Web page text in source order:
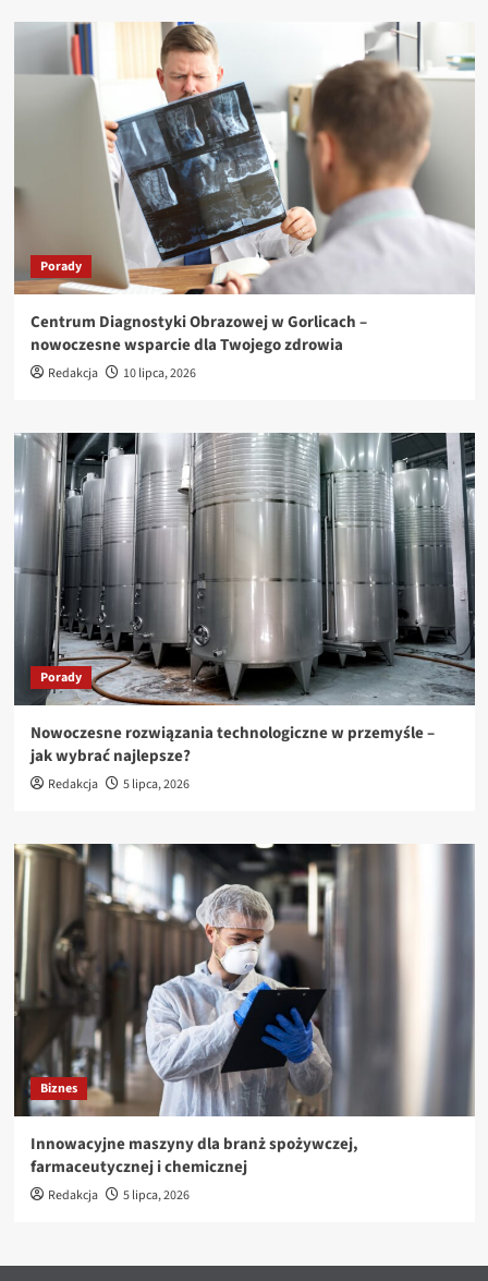
Porady
Centrum Diagnostyki Obrazowej w Gorlicach –
nowoczesne wsparcie dla Twojego zdrowia
Redakcja 10 lipca, 2026
Porady
Nowoczesne rozwiązania technologiczne w przemyśle –
jak wybrać najlepsze?
Redakcja 5 lipca, 2026
Biznes
Innowacyjne maszyny dla branż spożywczej,
farmaceutycznej i chemicznej
Redakcja 5 lipca, 2026